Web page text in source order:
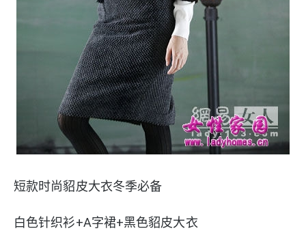
短款时尚貂皮大衣冬季必备
白色针织衫+A字裙+黑色貂皮大衣